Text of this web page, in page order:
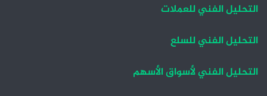
التحليل الفني للعملات
التحليل الفني للسلع
التحليل الفني لأسواق الأسهم